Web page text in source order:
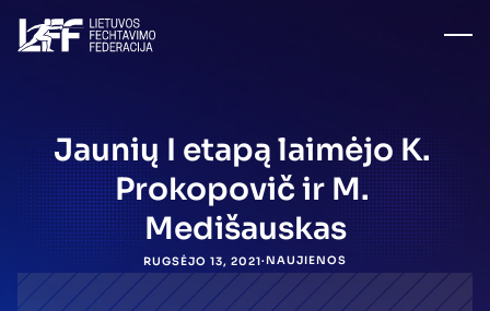
Jaunių I etapą laimėjo K.
Prokopovič ir M.
Medišauskas
RUGSĖJO 13, 2021·NAUJIENOS